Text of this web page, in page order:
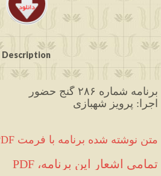
Description
برنامه شماره ۲۸۶ گنج حضور
اجرا: پرویز شهبازی
PDF متن نوشته شده برنامه با فرمت
تمامی اشعار این برنامه، PDF